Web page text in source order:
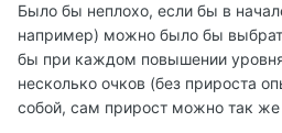
Было бы неплохо, если бы в
например) можно было бы
бы при каждом повышении
несколько очков (без прироста
собой, сам прирост можно так же